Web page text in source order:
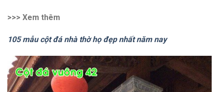
>>> Xem thêm
105 mẫu cột đá nhà thờ họ đẹp nhất năm nay